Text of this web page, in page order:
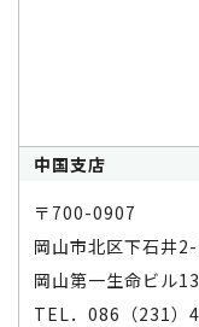
中国支店
〒700-0907
岡山市北区下石井
岡山第一生命ビル
TEL．086（231